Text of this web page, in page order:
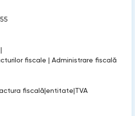
|
fiscale | Administrare fiscală
fiscală|entitate|TVA